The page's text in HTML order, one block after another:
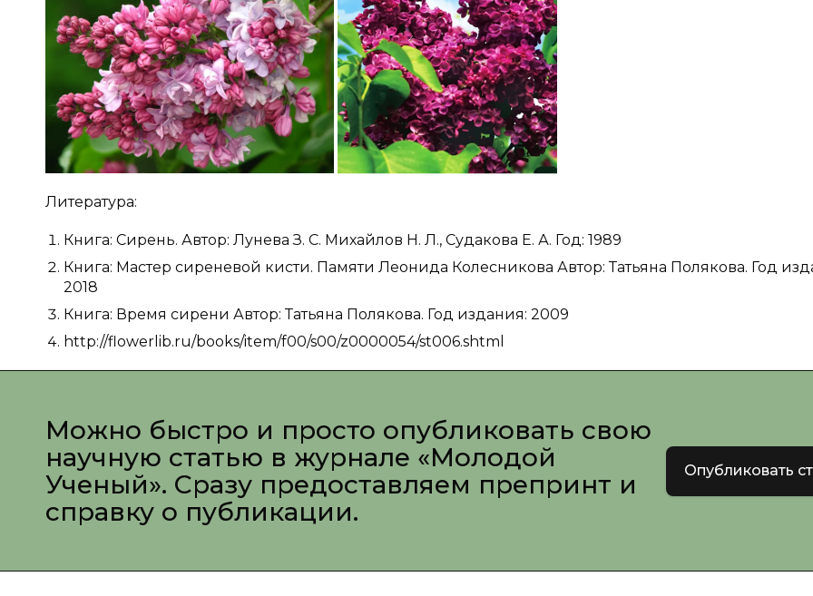
Литература:
Книга: Сирень. Автор: Лунева З. С. Михайлов Н. Л., Судакова Е. А. Год: 1989
Книга: Мастер сиреневой кисти. Памяти Леонида Колесникова Автор: Татьяна Полякова. Год
2018
Книга: Время сирени Автор: Татьяна Полякова. Год издания: 2009
http://flowerlib.ru/books/item/f00/s00/z0000054/st006.shtml
Можно быстро и просто опубликовать свою
научную статью в журнале «Молодой
Ученый». Сразу предоставляем препринт и
справку о публикации.
Опубликовать